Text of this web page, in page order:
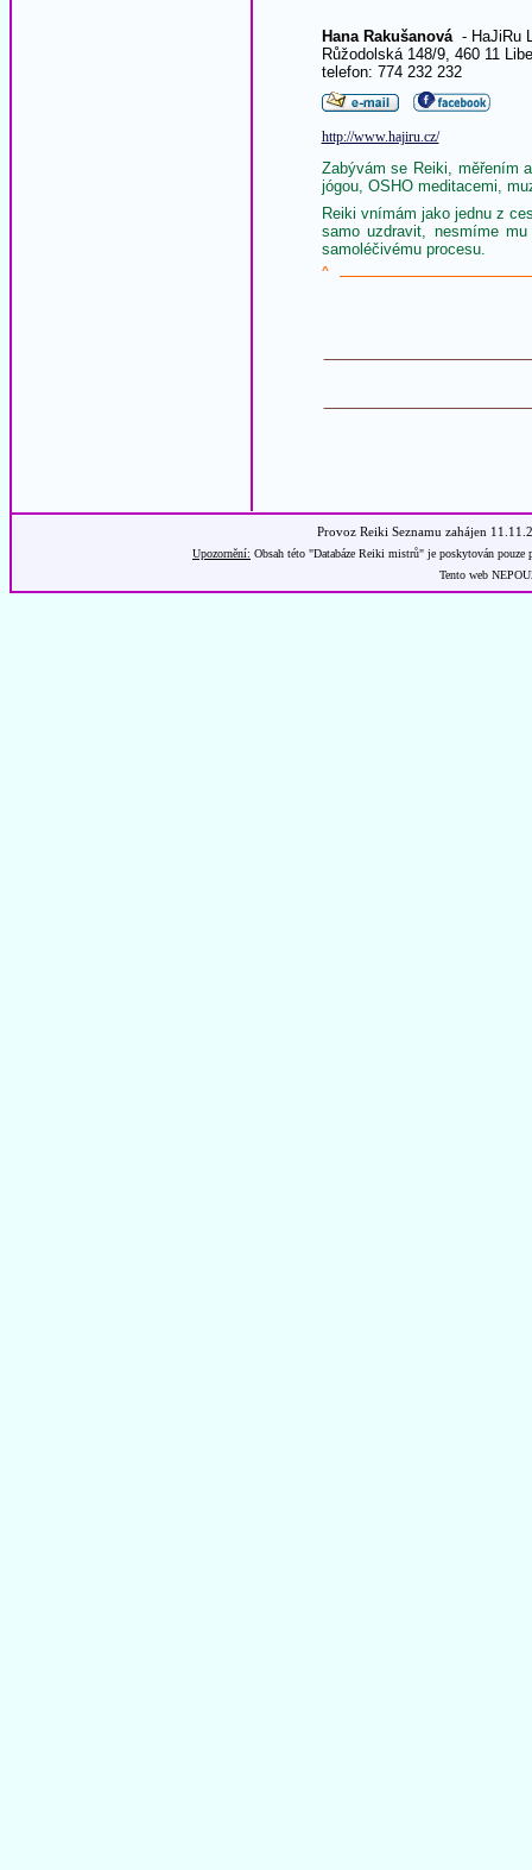
Hana Rakušanová- HaJiRu
Růžodolská 148/9, 460 11
telefon: 774 232 232
http://www.hajiru.cz/
Zabývám se Reiki, měřením
jógou, OSHO meditacemi,
Reiki vnímám jako jednu z
samo uzdravit, nesmíme
samoléčivému procesu.
^
Provoz Reiki Seznamu zahájen
Upozornění: Obsah této "Databáze Reiki mistrů" je poskytován
Tento web